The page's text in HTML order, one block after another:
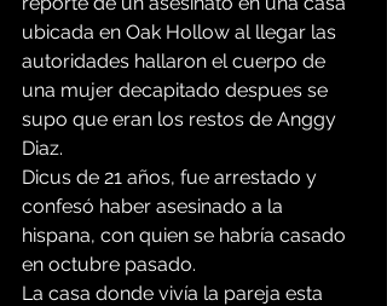
ubicada en Oak Hollow al llegar las
autoridades hallaron el cuerpo de
una mujer decapitado despues se
supo que eran los restos de Anggy
Diaz.
Dicus de 21 años, fue arrestado y
confesó haber asesinado a la
hispana, con quien se habría casado
en octubre pasado.
La casa donde vivía la pareja esta